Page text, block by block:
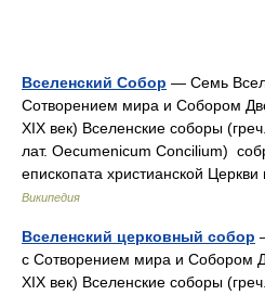
Вселенский Собор — Семь
Сотворением мира и Собором
XIX век) Вселенские соборы (греч.
лат. Oecumenicum Concilium)
епископата христианской
Википедия
Вселенский церковный собор
с Сотворением мира и Собором
XIX век) Вселенские соборы (греч.